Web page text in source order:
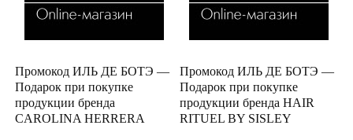
Промокод ИЛЬ ДЕ БОТЭ —
Подарок при покупке
продукции бренда
CAROLINA HERRERA
Промокод ИЛЬ ДЕ БОТЭ —
Подарок при покупке
продукции бренда HAIR
RITUEL BY SISLEY